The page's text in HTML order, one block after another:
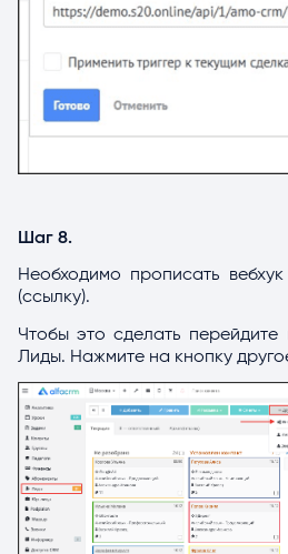
Шаг 8.
Необходимо прописать
(ссылку).
Чтобы это сделать
Лиды. Нажмите на кнопку